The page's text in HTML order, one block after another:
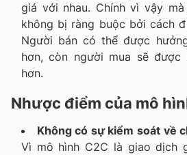
giá với nhau. Chính vì vậy
không bị ràng buộc bởi cách
Người bán có thể được
hơn, còn người mua sẽ
hơn.
Nhược điểm của mô
Không có sự kiểm soát về
Vì mô hình C2C là giao dịch